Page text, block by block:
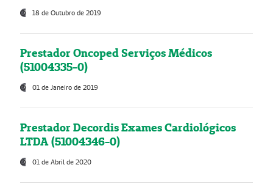
18 de Outubro de 2019
Prestador Oncoped Serviços Médicos
(51004335-0)
01 de Janeiro de 2019
Prestador Decordis Exames Cardiológicos
LTDA (51004346-0)
01 de Abril de 2020